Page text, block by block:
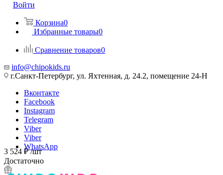
Войти
Корзина0
Избранные товары0
Сравнение товаров0
info@chipokids.ru
г.Санкт-Петербург, ул. Яхтенная, д. 24.2, помещение 24-Н
Вконтакте
Facebook
Instagram
Telegram
Viber
Viber
WhatsApp
3 524 ₽ /шт
Достаточно